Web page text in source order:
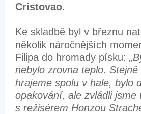
Cristovao.
Ke skladbě byl v březnu
několik náročnějších
Filipa do hromady písku:
nebylo zrovna teplo.
hrajeme spolu v hale, bylo
opakování, ale zvládli
s režisérem Honzou